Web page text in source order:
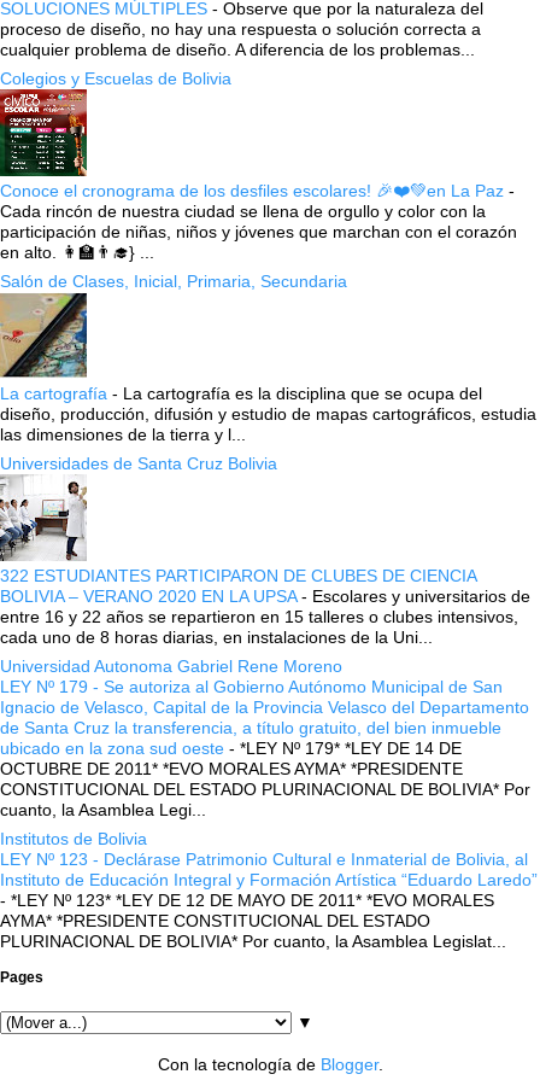
SOLUCIONES MÚLTIPLES - Observe que por la naturaleza del
proceso de diseño, no hay una respuesta o solución correcta a
cualquier problema de diseño. A diferencia de los problemas...
Colegios y Escuelas de Bolivia
Conoce el cronograma de los desfiles escolares! 🎉❤️💚en La Paz -
Cada rincón de nuestra ciudad se llena de orgullo y color con la
participación de niñas, niños y jóvenes que marchan con el corazón
en alto. 👩‍🏫👨‍🎓} ...
Salón de Clases, Inicial, Primaria, Secundaria
La cartografía - La cartografía es la disciplina que se ocupa del
diseño, producción, difusión y estudio de mapas cartográficos, estudia
las dimensiones de la tierra y l...
Universidades de Santa Cruz Bolivia
322 ESTUDIANTES PARTICIPARON DE CLUBES DE CIENCIA
BOLIVIA – VERANO 2020 EN LA UPSA- Escolares y universitarios de
entre 16 y 22 años se repartieron en 15 talleres o clubes intensivos,
cada uno de 8 horas diarias, en instalaciones de la Uni...
Universidad Autonoma Gabriel Rene Moreno
LEY Nº 179 - Se autoriza al Gobierno Autónomo Municipal de San
Ignacio de Velasco, Capital de la Provincia Velasco del Departamento
de Santa Cruz la transferencia, a título gratuito, del bien inmueble
ubicado en la zona sud oeste - *LEY Nº 179* *LEY DE 14 DE
OCTUBRE DE 2011* *EVO MORALES AYMA* *PRESIDENTE
CONSTITUCIONAL DEL ESTADO PLURINACIONAL DE BOLIVIA* Por
cuanto, la Asamblea Legi...
Institutos de Bolivia
LEY Nº 123 - Declárase Patrimonio Cultural e Inmaterial de Bolivia, al
Instituto de Educación Integral y Formación Artística “Eduardo Laredo”
- *LEY Nº 123* *LEY DE 12 DE MAYO DE 2011* *EVO MORALES
AYMA* *PRESIDENTE CONSTITUCIONAL DEL ESTADO
PLURINACIONAL DE BOLIVIA* Por cuanto, la Asamblea Legislat...
Pages
▼
Con la tecnología de Blogger.